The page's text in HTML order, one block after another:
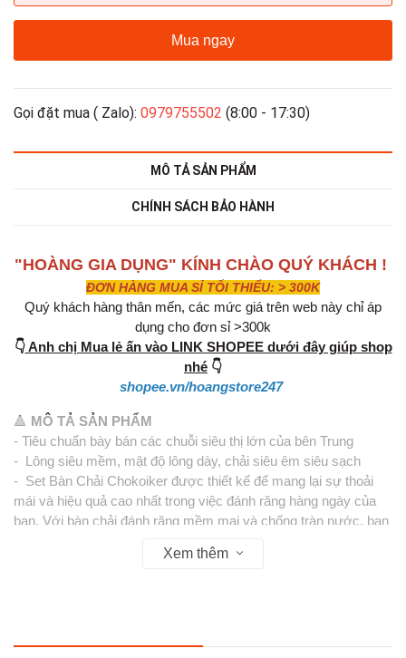
Mua ngay
Gọi đặt mua ( Zalo): 0979755502 (8:00 - 17:30)
MÔ TẢ SẢN PHẨM
CHÍNH SÁCH BẢO HÀNH
"HOÀNG GIA DỤNG" KÍNH CHÀO QUÝ KHÁCH !
ĐƠN HÀNG MUA SỈ TỐI THIỂU: > 300K
Quý khách hàng thân mến, các mức giá trên web này chỉ áp
dụng cho đơn sỉ >300k
👇Anh chị Mua lẻ ấn vào LINK SHOPEE dưới đây giúp shop
nhé 👇
shopee.vn/hoangstore247
🔺 MÔ TẢ SẢN PHẨM
- Tiêu chuẩn bày bán các chuỗi siêu thị lớn của bên Trung
- Lông siêu mềm, mật độ lông dày, chải siêu êm siêu sạch
- Set Bàn Chải Chokoiker được thiết kế để mang lại sự thoải
mái và hiệu quả cao nhất trong việc đánh răng hàng ngày của
bạn. Với bàn chải đánh răng mềm mại và chống tràn nước, bạn
ngại về bọt nước bắn ra ngoài.Xem thêm